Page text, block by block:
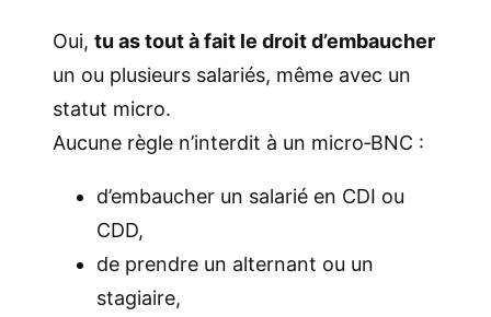
Oui, tu as tout à fait le droit d’embaucher
un ou plusieurs salariés, même avec un
statut micro.
Aucune règle n’interdit à un micro‑BNC :
d’embaucher un salarié en CDI ou
CDD,
de prendre un alternant ou un
stagiaire,